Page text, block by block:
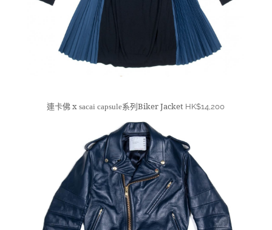
連卡佛 xsacai capsule系列Biker Jacket HK$14,200